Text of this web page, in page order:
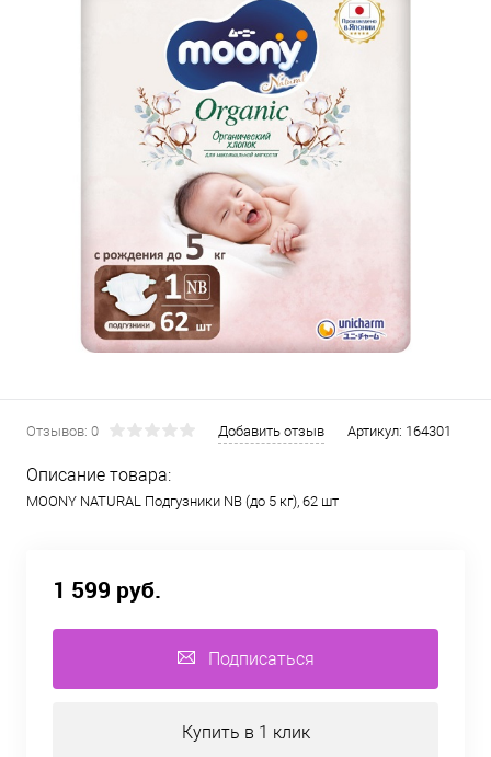
Отзывов: 0 Добавить отзыв Артикул: 164301
Описание товара:
MOONY NATURAL Подгузники NB (до 5 кг), 62 шт
1 599 руб.
Подписаться
Купить в 1 клик